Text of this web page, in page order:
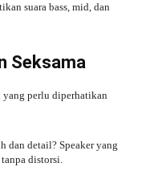
suara bass, mid, dan
Seksama
yang perlu diperhatikan
dan detail? Speaker yang
distorsi.